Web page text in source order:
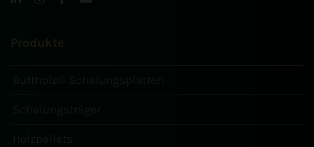
Produkte
Buttholz® Schalungsplatten
Schalungsträger
Holzpellets